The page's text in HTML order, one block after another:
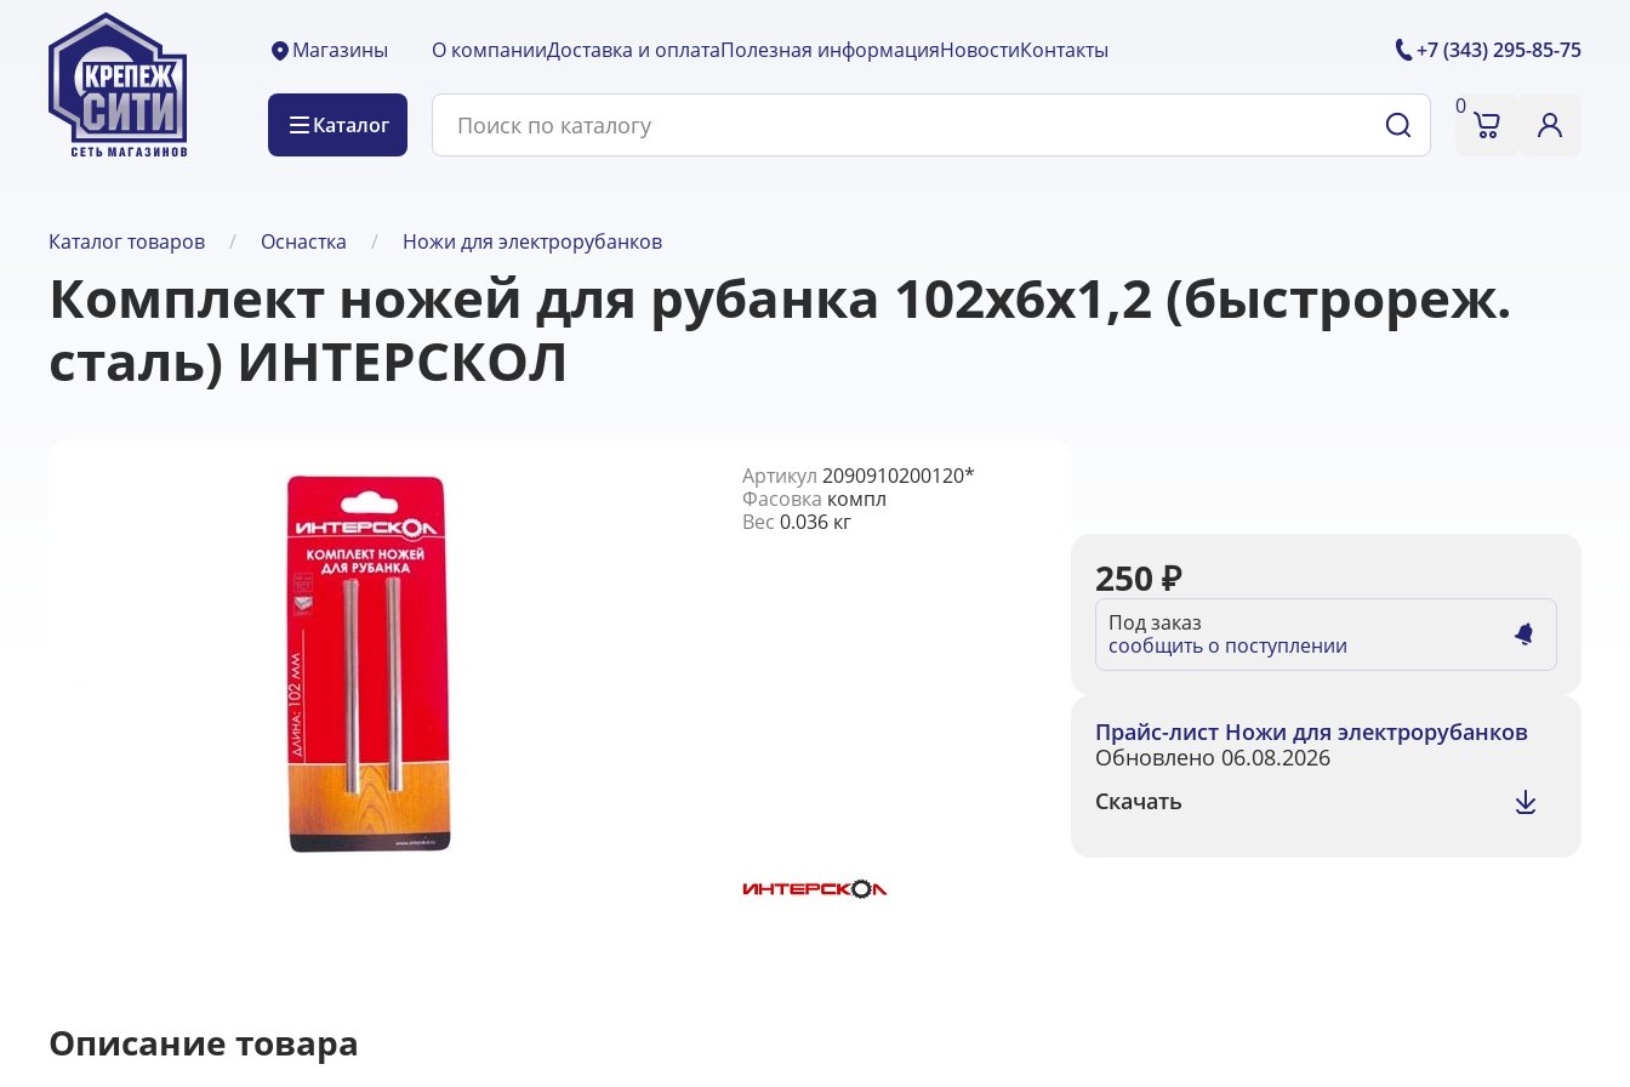
Магазины
Каталог
О компанииДоставка и оплатаПолезная информацияНовостиКонтакты +7 (343) 295-85-75
0
Каталог товаров Оснастка Ножи для электрорубанков
Комплект ножей для рубанка 102х6х1,2 (быстрореж.
сталь) ИНТЕРСКОЛ
Артикул 2090910200120*
Фасовка компл
Вес 0.036 кг
250 ₽
Под заказ
сообщить о поступлении
Прайс-лист Ножи для электрорубанков
Обновлено 06.08.2026
Скачать
Описание товара